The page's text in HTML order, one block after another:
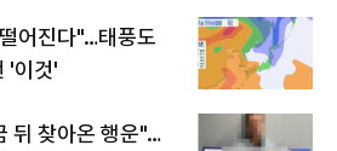
어진다"…태풍도
'이것'
뒤 찾아온 행운"…